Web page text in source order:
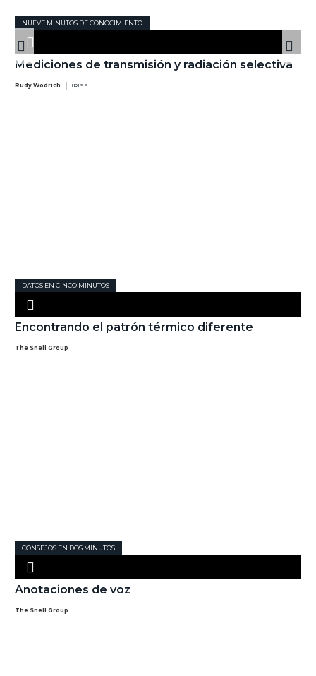
NUEVE MINUTOS DE CONOCIMIENTO
Mediciones de transmisión y radiación selectiva
Rudy Wodrich IRISS
DATOS EN CINCO MINUTOS
Encontrando el patrón térmico diferente
The Snell Group
CONSEJOS EN DOS MINUTOS
Anotaciones de voz
The Snell Group